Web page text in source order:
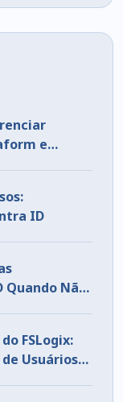
e
ID
Não
FSLogix:
Usuários